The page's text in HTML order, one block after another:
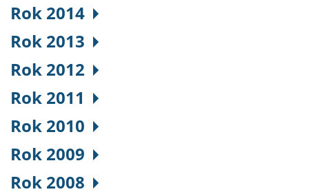
Rok 2014
Rok 2013
Rok 2012
Rok 2011
Rok 2010
Rok 2009
Rok 2008